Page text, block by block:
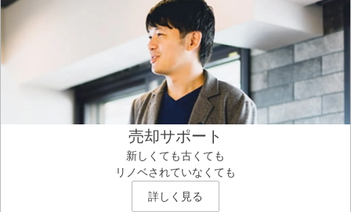
売却サポート
新しくても古くても
リノベされていなくても
詳しく見る